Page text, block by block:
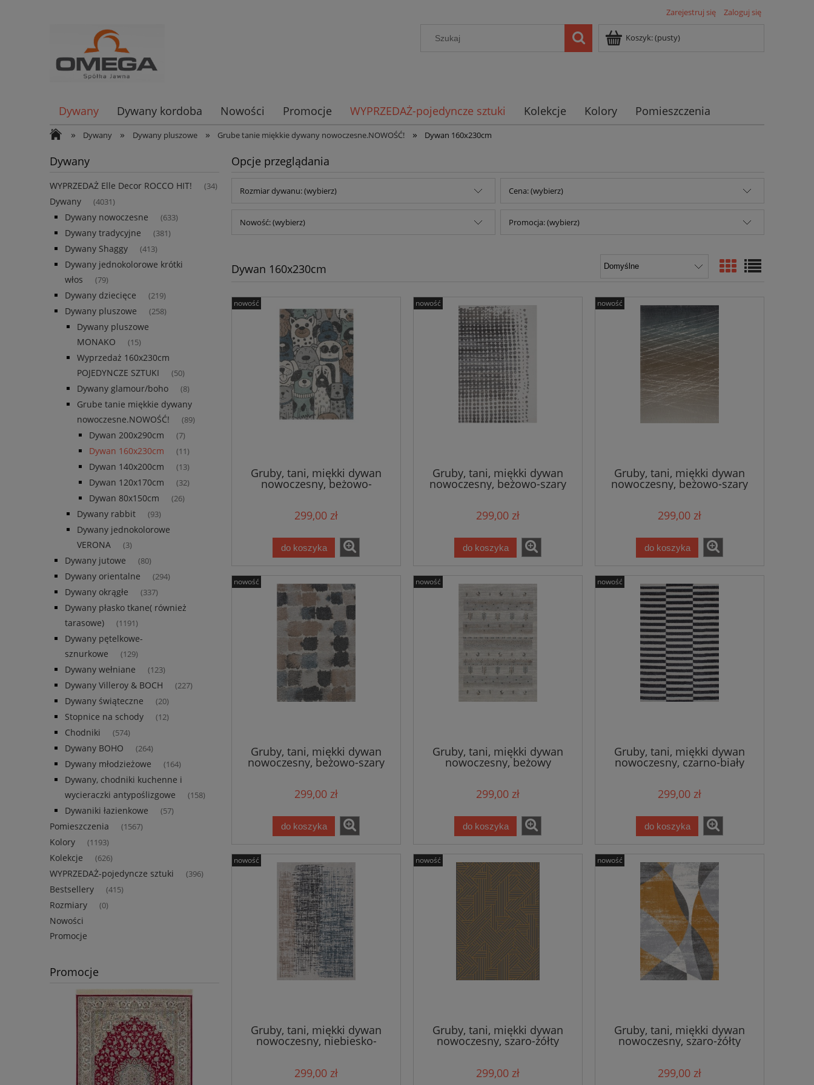
Zarejestruj się Zaloguj się
Koszyk:(pusty)
Dywany Dywany kordoba Nowości Promocje WYPRZEDAŻ-pojedyncze sztuki Kolekcje Kolory Pomieszczenia
» Dywany » Dywany pluszowe » Grube tanie miękkie dywany nowoczesne.NOWOŚĆ! » Dywan 160x230cm
Dywany
WYPRZEDAŻ Elle Decor ROCCO HIT! (34)
Dywany (4031)
Dywany nowoczesne (633)
Dywany tradycyjne (381)
Dywany Shaggy (413)
Dywany jednokolorowe krótki
włos
(79)
Dywany dziecięce (219)
Dywany pluszowe (258)
Dywany pluszowe
MONAKO
(15)
Wyprzedaż 160x230cm
POJEDYNCZE SZTUKI
(50)
Dywany glamour/boho (8)
Grube tanie miękkie dywany
nowoczesne.NOWOŚĆ!
(89)
Dywan 200x290cm (7)
Dywan 160x230cm (11)
Dywan 140x200cm (13)
Dywan 120x170cm (32)
Dywan 80x150cm (26)
Dywany rabbit (93)
Dywany jednokolorowe
VERONA
(3)
Dywany jutowe (80)
Dywany orientalne (294)
Dywany okrągłe (337)
Dywany płasko tkane( również
tarasowe)
(1191)
Dywany pętelkowe-
sznurkowe
(129)
Dywany wełniane (123)
Dywany Villeroy & BOCH (227)
Dywany świąteczne (20)
Stopnice na schody (12)
Chodniki (574)
Dywany BOHO (264)
Dywany młodzieżowe (164)
Dywany, chodniki kuchenne i
wycieraczki antypoślizgowe
(158)
Dywaniki łazienkowe (57)
Pomieszczenia (1567)
Kolory (1193)
Kolekcje (626)
WYPRZEDAŻ-pojedyncze sztuki (396)
Bestsellery (415)
Rozmiary (0)
Nowości
Promocje
Promocje
Opcje przeglądania
Rozmiar dywanu: (wybierz) Cena: (wybierz)
Nowość: (wybierz) Promocja: (wybierz)
Dywan 160x230cm
Gruby, tani, miękki dywan
nowoczesny, beżowo-
niebieski 160x230cm
299,00 zł
do koszyka
nowość
Gruby, tani, miękki dywan
nowoczesny, beżowo-szary
160x230cm
299,00 zł
do koszyka
nowość
Gruby, tani, miękki dywan
nowoczesny, beżowo-szary
160x230cm
299,00 zł
do koszyka
nowość
Gruby, tani, miękki dywan
nowoczesny, beżowo-szary
160x230cm
299,00 zł
do koszyka
nowość
Gruby, tani, miękki dywan
nowoczesny, beżowy
160x230cm
299,00 zł
do koszyka
nowość
Gruby, tani, miękki dywan
nowoczesny, czarno-biały
160x230cm
299,00 zł
do koszyka
nowość
Gruby, tani, miękki dywan
nowoczesny, niebiesko-
czarno-beżowy 160x230cm
299,00 zł
nowość
Gruby, tani, miękki dywan
nowoczesny, szaro-żółty
160x230cm
299,00 zł
nowość
Gruby, tani, miękki dywan
nowoczesny, szaro-żółty
160x230cm
299,00 zł
nowość